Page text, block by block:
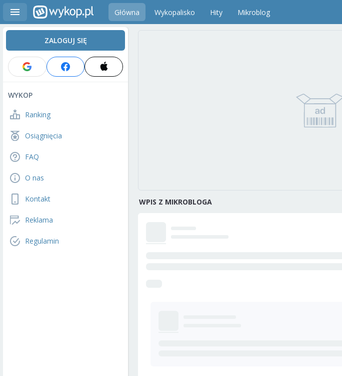
Główna Wykopalisko Hity Mikroblog
ZALOGUJ SIĘ
WYKOP
Ranking
Osiągnięcia
FAQ
O nas
Kontakt
Reklama
Regulamin
WPIS Z MIKROBLOGA